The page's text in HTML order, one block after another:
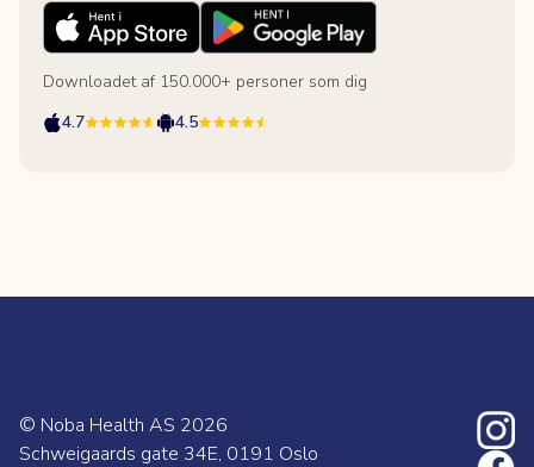
Downloadet af 150.000+ personer som dig
4.7
4.5
© Noba Health AS 2026
Schweigaards gate 34E, 0191 Oslo